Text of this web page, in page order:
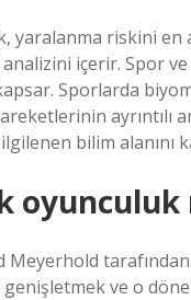
yaralanma riskini
analizini içerir. Spor
Sporlarda
ayrıntılı
bilim alanını
oyunculuk
Meyerhold
ve o